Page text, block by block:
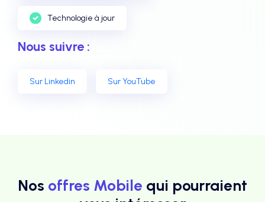
Technologie à jour
Nous suivre :
Sur Linkedin Sur YouTube
Nos offres Mobile qui pourraient